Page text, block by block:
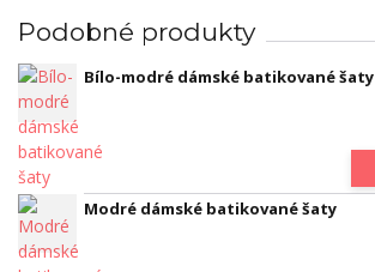
Podobné produkty
Bílo-modré dámské batikované šaty
Modré dámské batikované šaty